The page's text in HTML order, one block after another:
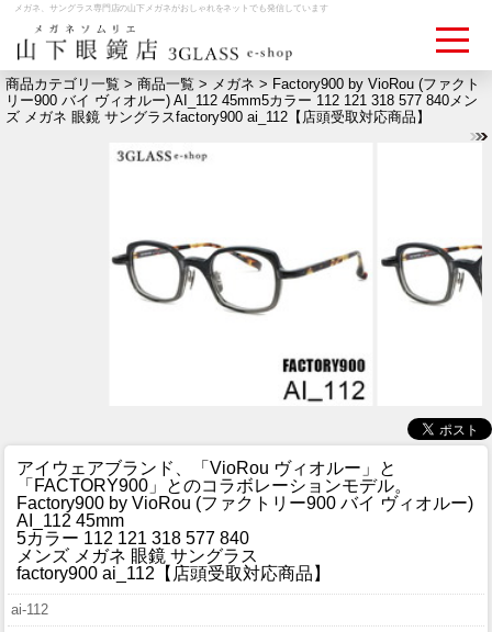
メガネ、サングラス専門店の山下メガネがおしゃれをネットでも発信しています
ログイン お買いものカゴ
メディア情報
ITEM
ブログ
BLOG
会社概要
商品カテゴリ一覧 > 商品一覧 > メガネ > Factory900 by VioRou (ファクト
リー900 バイ ヴィオルー) AI_112 45mm5カラー 112 121 318 577 840メン
ズ メガネ 眼鏡 サングラスfactory900 ai_112【店頭受取対応商品】
アイウェアブランド、「VioRou ヴィオルー」と
「FACTORY900」とのコラボレーションモデル。
Factory900 by VioRou (ファクトリー900 バイ ヴィオルー)
AI_112 45mm
5カラー 112 121 318 577 840
メンズ メガネ 眼鏡 サングラス
factory900 ai_112【店頭受取対応商品】
ai-112